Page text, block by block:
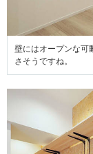
壁にはオープンな可
さそうですね。